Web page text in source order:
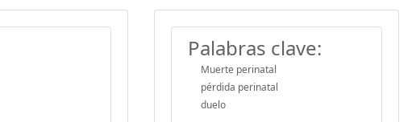
Palabras clave:
Muerte perinatal
pérdida perinatal
duelo